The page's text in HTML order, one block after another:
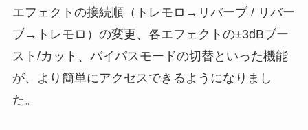
エフェクトの接続順（トレモロ→リバーブ / リバー
ブ→トレモロ）の変更、各エフェクトの±3dBブー
スト/カット、バイパスモードの切替といった機能
が、より簡単にアクセスできるようになりまし
た。